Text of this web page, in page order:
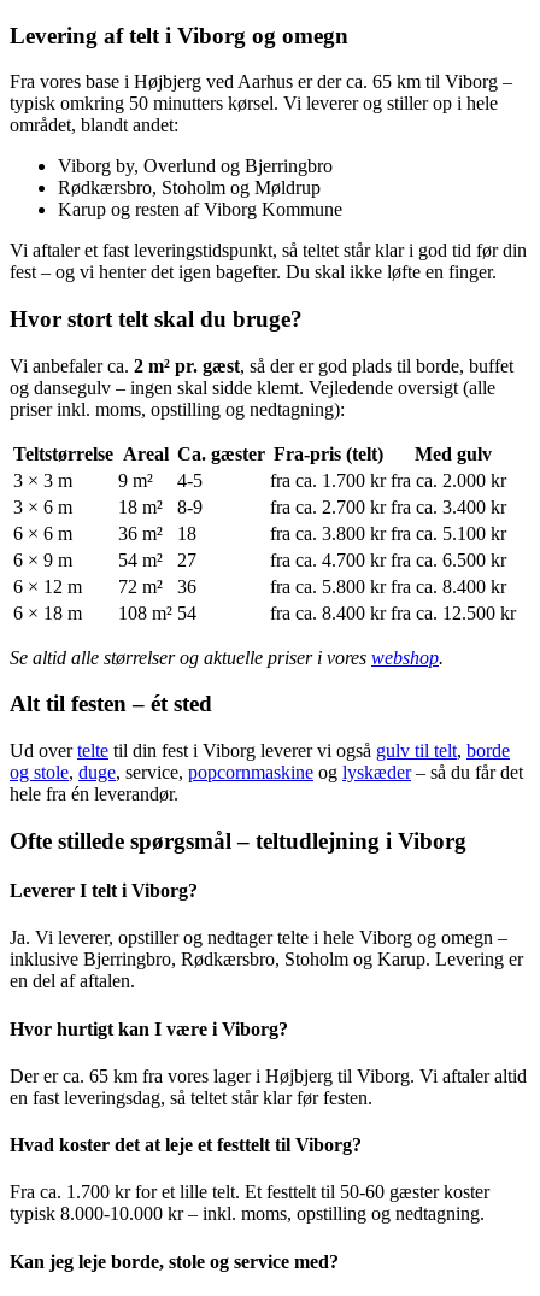
Levering af telt i Viborg og omegn
Fra vores base i Højbjerg ved Aarhus er der ca. 65 km til Viborg –
typisk omkring 50 minutters kørsel. Vi leverer og stiller op i hele
området, blandt andet:
Viborg by, Overlund og Bjerringbro
Rødkærsbro, Stoholm og Møldrup
Karup og resten af Viborg Kommune
Vi aftaler et fast leveringstidspunkt, så teltet står klar i god tid før din
fest – og vi henter det igen bagefter. Du skal ikke løfte en finger.
Hvor stort telt skal du bruge?
Vi anbefaler ca. 2 m² pr. gæst, så der er god plads til borde, buffet
og dansegulv – ingen skal sidde klemt. Vejledende oversigt (alle
priser inkl. moms, opstilling og nedtagning):
Teltstørrelse Areal Ca. gæster Fra-pris (telt)
Med gulv
3 × 3 m
9 m² 4-5 fra ca. 1.700 kr fra ca. 2.000 kr
3 × 6 m
18 m² 8-9 fra ca. 2.700 kr fra ca. 3.400 kr
6 × 6 m
36 m² 18 fra ca. 3.800 kr fra ca. 5.100 kr
6 × 9 m
54 m² 27 fra ca. 4.700 kr fra ca. 6.500 kr
6 × 12 m
72 m² 36 fra ca. 5.800 kr fra ca. 8.400 kr
6 × 18 m
108 m² 54 fra ca. 8.400 kr fra ca. 12.500 kr
Se altid alle størrelser og aktuelle priser i vores webshop.
Alt til festen – ét sted
Ud overtelte til din fest i Viborg leverer vi også gulv til telt, borde
og stole, duge, service, popcornmaskine og lyskæder– så du får det
hele fra én leverandør.
Ofte stillede spørgsmål – teltudlejning i Viborg
Leverer I telt i Viborg?
Ja. Vi leverer, opstiller og nedtager telte i hele Viborg og omegn –
inklusive Bjerringbro, Rødkærsbro, Stoholm og Karup. Levering er
en del af aftalen.
Hvor hurtigt kan I være i Viborg?
Der er ca. 65 km fra vores lager i Højbjerg til Viborg. Vi aftaler altid
en fast leveringsdag, så teltet står klar før festen.
Hvad koster det at leje et festtelt til Viborg?
Fra ca. 1.700 kr for et lille telt. Et festtelt til 50-60 gæster koster
typisk 8.000-10.000 kr – inkl. moms, opstilling og nedtagning.
Kan jeg leje borde, stole og service med?